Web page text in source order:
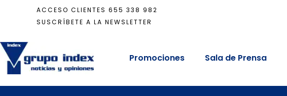
ACCESO CLIENTES 655 338 982
SUSCRÍBETE A LA NEWSLETTER
Promociones Sala de Prensa